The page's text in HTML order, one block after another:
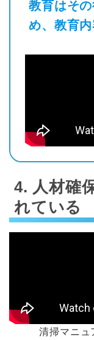
教育はそ
め、教育
4. 人材確
れている
清掃マニュ